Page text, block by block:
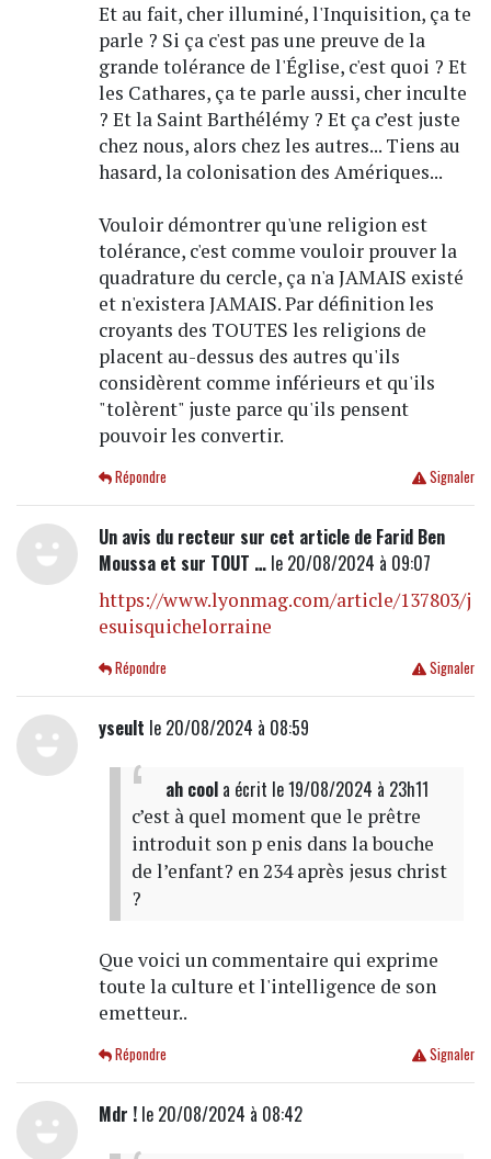
Et au fait, cher illuminé, l'Inquisition, ça te
parle ? Si ça c'est pas une preuve de la
grande tolérance de l'Église, c'est quoi ? Et
les Cathares, ça te parle aussi, cher inculte
? Et la Saint Barthélémy ? Et ça c’est juste
chez nous, alors chez les autres... Tiens au
hasard, la colonisation des Amériques...
Vouloir démontrer qu'une religion est
tolérance, c'est comme vouloir prouver la
quadrature du cercle, ça n'a JAMAIS existé
et n'existera JAMAIS. Par définition les
croyants des TOUTES les religions de
placent au-dessus des autres qu'ils
considèrent comme inférieurs et qu'ils
"tolèrent" juste parce qu'ils pensent
pouvoir les convertir.
Signaler
Répondre
Un avis du recteur sur cet article de Farid Ben
Moussa et sur TOUT …le 20/08/2024 à 09:07
https://www.lyonmag.com/article/137803/j
esuisquichelorraine
Signaler
Répondre
yseult le 20/08/2024 à 08:59
ah coola écrit le 19/08/2024 à 23h11
c’est à quel moment que le prêtre
introduit son p enis dans la bouche
de l’enfant? en 234 après jesus christ
?
Que voici un commentaire qui exprime
toute la culture et l'intelligence de son
emetteur..
Signaler
Répondre
Mdr !le 20/08/2024 à 08:42